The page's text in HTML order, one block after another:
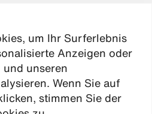
um Ihr Surferlebnis
Anzeigen oder
unseren
Wenn Sie auf
stimmen Sie der